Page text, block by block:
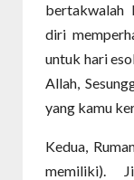
bertakwalah
diri
untuk hari
Allah,
yang kamu
Kedua,
memiliki).